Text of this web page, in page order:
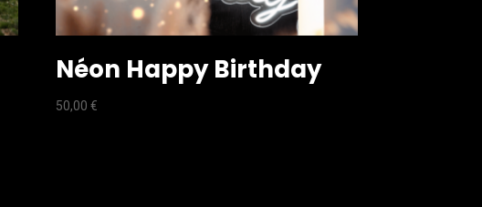
Néon Happy Birthday
50,00€